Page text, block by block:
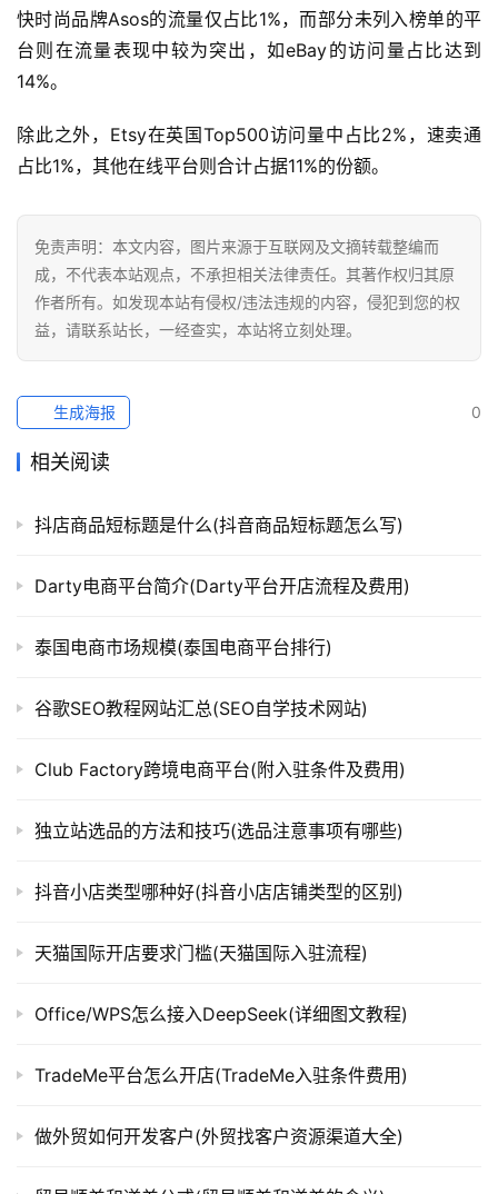
快时尚品牌Asos的流量仅占比1%，而部分未列入榜单的平
台则在流量表现中较为突出，如eBay的访问量占比达到
14%。
除此之外，Etsy在英国Top500访问量中占比2%，速卖通
占比1%，其他在线平台则合计占据11%的份额。
免责声明：本文内容，图片来源于互联网及文摘转载整编而
成，不代表本站观点，不承担相关法律责任。其著作权归其原
作者所有。如发现本站有侵权/违法违规的内容，侵犯到您的权
益，请联系站长，一经查实，本站将立刻处理。
0
生成海报
相关阅读
抖店商品短标题是什么(抖音商品短标题怎么写)
Darty电商平台简介(Darty平台开店流程及费用)
泰国电商市场规模(泰国电商平台排行)
谷歌SEO教程网站汇总(SEO自学技术网站)
Club Factory跨境电商平台(附入驻条件及费用)
独立站选品的方法和技巧(选品注意事项有哪些)
抖音小店类型哪种好(抖音小店店铺类型的区别)
天猫国际开店要求门槛(天猫国际入驻流程)
Office/WPS怎么接入DeepSeek(详细图文教程)
TradeMe平台怎么开店(TradeMe入驻条件费用)
做外贸如何开发客户(外贸找客户资源渠道大全)